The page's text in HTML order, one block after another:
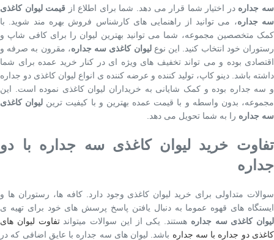
سه جداره در اختیار شما قرار می دهد. شما برای اطلاع از قیمت لیوان کاغذی
سه جداره، می توانید از راهنمایی های کارشناس فروش بهره مند شوید. با
کمک متخصصین مجموعه، شما می توانید بهترین لیوان را برای کافی شاپ و
رستوران خود انتخاب کنید. این نوعلیوان کاغذی سه جداره، مقرون به صرفه و
اقتصادی بوده و می تواند تخفیف های ویژه ای در کنار خرید عمده برای شما
داشته باشد. دینو کاپ، تولید کننده و عرضه کننده ی انواع لیوان کاغذی دو جداره
و سه جداره بوده و کمک شایانی به خریداران لیوان کاغذی نموده است. این
مجموعه، بدون واسطه و با قیمت عمده بهترین و با کیفیت ترین لیوان کاغذی
سه جداره را به شما تحویل می دهد.
تفاوت خرید لیوان کاغذی سه جداره با دو
جداره
سوالات متداولی برای خرید لیوان کاغذی وجود دارد. کافه ها، رستوران ها و
ایستگاه های قهوه عموما به دنبال یافتن پاسخ پرسش های خود برای تهیه ی
لیوان کاغذی سه جداره هستند. یکی از این سوالات میتواندتفاوت لیوان های
کاغذی دو جداره با سه جداره باشد. لیوان های سه جداره با عایق اضافی که در